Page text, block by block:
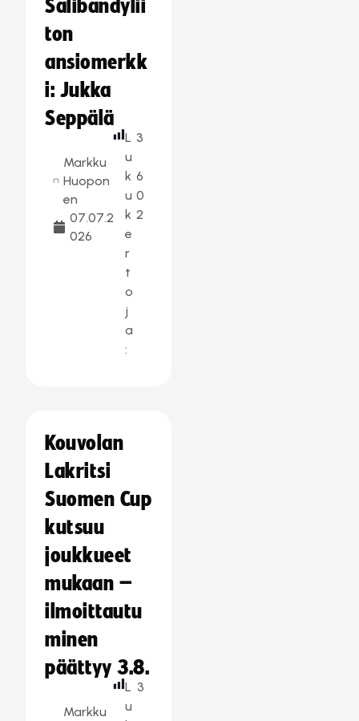
Salibandylii
ton
ansiomerkk
i: Jukka
Seppälä
Markku
Huopon
en
07.07.2
026
L
u
k
u
k
e
r
t
o
j
a
:
3
6
0
2
Kouvolan
Lakritsi
Suomen Cup
kutsuu
joukkueet
mukaan –
ilmoittautu
minen
päättyy 3.8.
Markku
L
u
3